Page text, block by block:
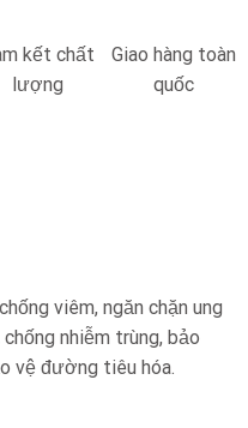
kết chất
lượng
Giao hàng toàn
quốc
viêm, ngăn chặn ung
nhiễm trùng, bảo
vệ đường tiêu hóa.